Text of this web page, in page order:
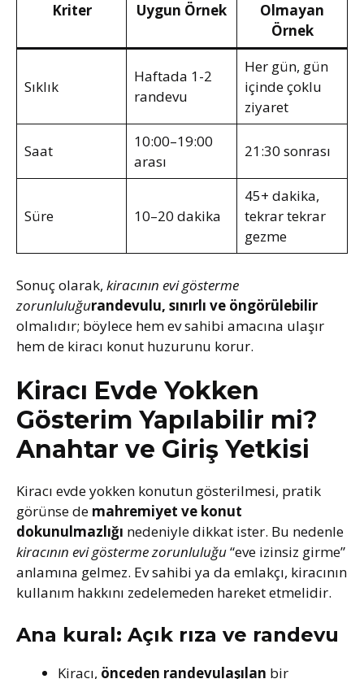
Kriter Uygun Örnek
Olmayan
Örnek
Sıklık
Haftada 1-2
randevu
Her gün, gün
içinde çoklu
ziyaret
Saat
10:00–19:00
arası
21:30 sonrası
Süre 10–20 dakika
45+ dakika,
tekrar tekrar
gezme
Sonuç olarak, kiracının evi gösterme
zorunluluğurandevulu, sınırlı ve öngörülebilir
olmalıdır; böylece hem ev sahibi amacına ulaşır
hem de kiracı konut huzurunu korur.
Kiracı Evde Yokken
Gösterim Yapılabilir mi?
Anahtar ve Giriş Yetkisi
Kiracı evde yokken konutun gösterilmesi, pratik
görünse de mahremiyet ve konut
dokunulmazlığı nedeniyle dikkat ister. Bu nedenle
kiracının evi gösterme zorunluluğu“eve izinsiz girme”
anlamına gelmez. Ev sahibi ya da emlakçı, kiracının
kullanım hakkını zedelemeden hareket etmelidir.
Ana kural: Açık rıza ve randevu
Kiracı, önceden randevulaşılan bir